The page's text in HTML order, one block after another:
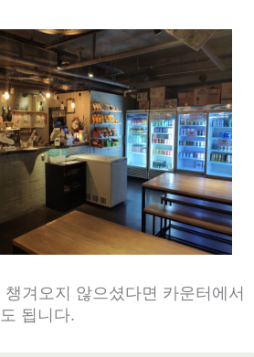
겨오지 않으셨다면 카운터에서
됩니다.